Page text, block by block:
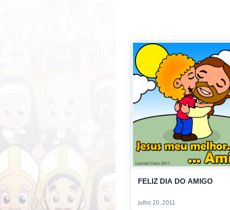
FELIZ DIA DO AMIGO
julho 20, 2011